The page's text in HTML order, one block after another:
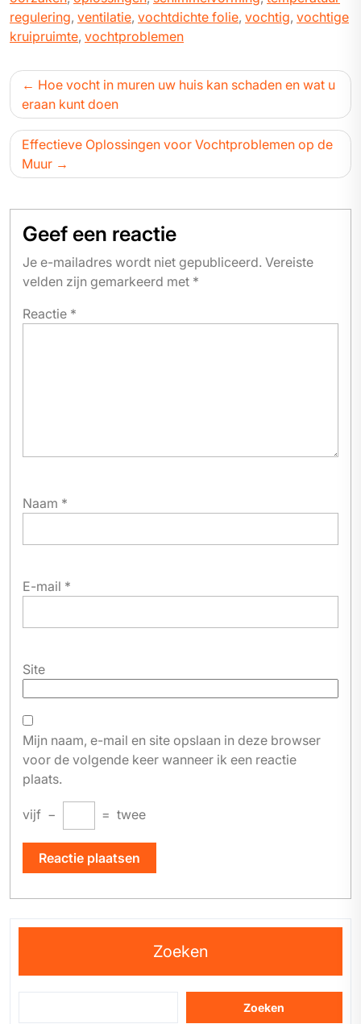
regulering, ventilatie, vochtdichte folie, vochtig, vochtige
kruipruimte, vochtproblemen
Bericht
navigatie
Hoe vocht in muren uw huis kan schaden en wat u
eraan kunt doen
Effectieve Oplossingen voor Vochtproblemen op de
Muur
Geef een reactie
Je e-mailadres wordt niet gepubliceerd. Vereiste
velden zijn gemarkeerd met *
Reactie *
Naam *
E-mail *
Site
Mijn naam, e-mail en site opslaan in deze browser
voor de volgende keer wanneer ik een reactie
plaats.
vijf − = twee
Zoeken
Zoeken